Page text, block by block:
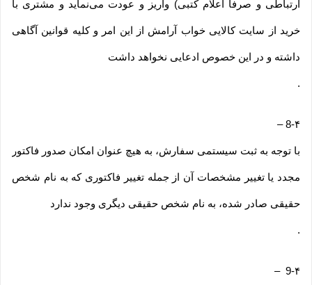
ارتباطی و صرفا اعلام کتبی) واریز و عودت می‌نماید و مشتری با
خرید از سایت کالایی خواب آرامش از این امر و کلیه قوانین آگاهی
داشته و در این خصوص ادعایی نخواهد داشت
.
8-۴–
با توجه به ثبت سیستمی سفارش، به هیچ عنوان امکان صدور فاکتور
مجدد یا تغییر مشخصات آن از جمله تغییر فاکتوری که به نام شخص
حقیقی صادر شده، به نام شخص حقیقی دیگری وجود ندارد
.
9-۴ –